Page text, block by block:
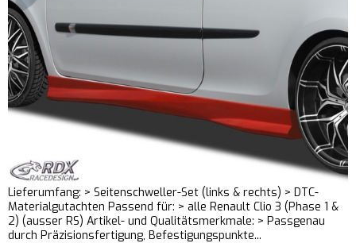
Lieferumfang: > Seitenschweller-Set (links & rechts) > DTC-
Materialgutachten Passend für: > alle Renault Clio 3 (Phase 1 &
2) (ausser RS) Artikel- und Qualitätsmerkmale: > Passgenau
durch Präzisionsfertigung, Befestigungspunkte...